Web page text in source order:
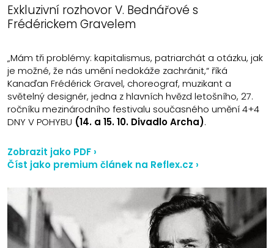
Exkluzivní rozhovor V. Bednářové s
Frédérickem Gravelem
„Mám tři problémy: kapitalismus, patriarchát a otázku, jak
je možné, že nás umění nedokáže zachránit,“ říká
Kanaďan Frédérick Gravel, choreograf, muzikant a
světelný designér, jedna z hlavních hvězd letošního, 27.
ročníku mezinárodního festivalu současného umění 4+4
DNY V POHYBU (14. a 15. 10. Divadlo Archa).
Zobrazit jako PDF ›
Číst jako premium článek na Reflex.cz ›